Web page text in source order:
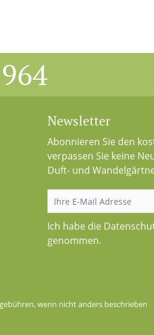
Newsletter
Abonnieren Sie den
verpassen Sie keine
Duft- und
Ich habe die
genommen.
wenn nicht anders beschrieben